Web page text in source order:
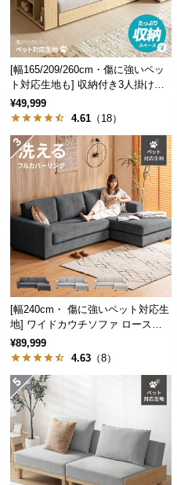
中
型
商
品
の
配
送
に
つ
い
小
商
品
の
配
送
に
い
て
開
梱
設
[幅165/209/260cm・傷に強いペッ
ト対応生地も] 収納付き3人掛け多
機能ソファ
¥49,999
4.61 （18）
[幅240cm・ 傷に強いペット対応生
地] ワイドカウチソファ ロースタ
イル
¥89,999
4.63 （8）